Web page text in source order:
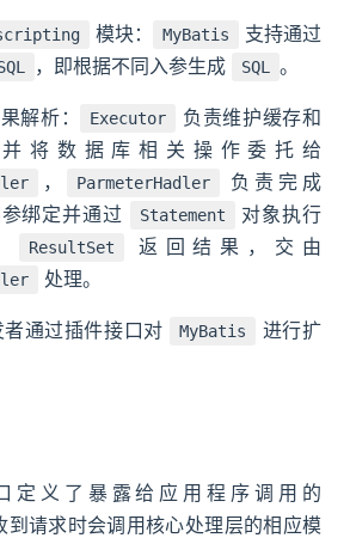
模块： MyBatis
支持通过
，即根据不同入参生成 SQL 。
解析： Executor
负责维护缓存和
将数据库相关操作委托给
， ParmeterHadler 负责完成
绑定并通过 Statement 对象执行
ResultSet 返回结果，交由
处理。
通过插件接口对 MyBatis
进行扩
定义了暴露给应用程序调用的
到请求时会调用核心处理层的相应模